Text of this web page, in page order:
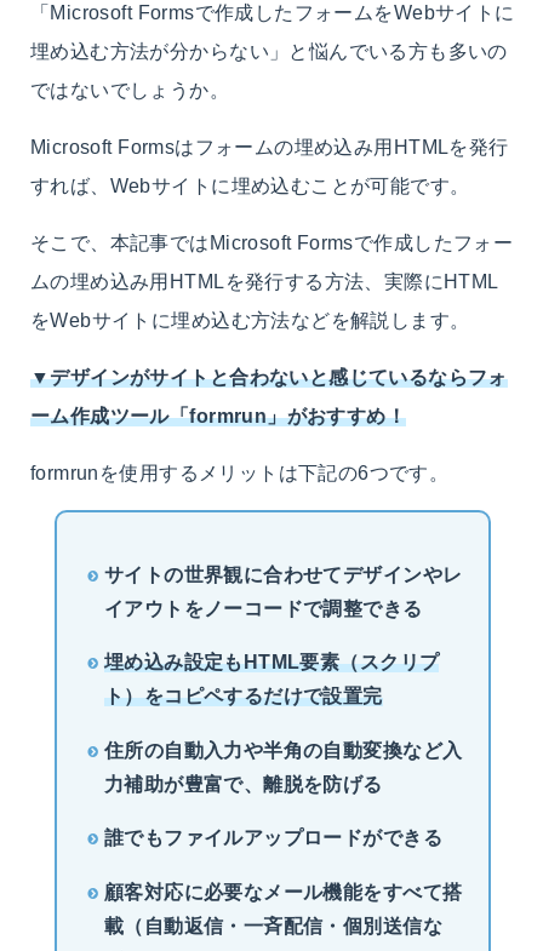
「Microsoft Formsで作成したフォームをWebサイトに
埋め込む方法が分からない」と悩んでいる方も多いの
ではないでしょうか。
Microsoft Formsはフォームの埋め込み用HTMLを発行
すれば、Webサイトに埋め込むことが可能です。
そこで、本記事ではMicrosoft Formsで作成したフォー
ムの埋め込み用HTMLを発行する方法、実際にHTML
をWebサイトに埋め込む方法などを解説します。
▼デザインがサイトと合わないと感じているならフォ
ーム作成ツール「formrun」がおすすめ！
formrunを使用するメリットは下記の6つです。
サイトの世界観に合わせてデザインやレ
イアウトをノーコードで調整できる
埋め込み設定もHTML要素（スクリプ
ト）をコピペするだけで設置完
住所の自動入力や半角の自動変換など入
力補助が豊富で、離脱を防げる
誰でもファイルアップロードができる
顧客対応に必要なメール機能をすべて搭
載（自動返信・一斉配信・個別送信な